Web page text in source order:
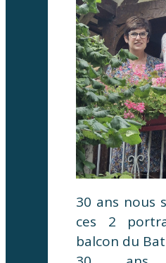
30 ans nous
ces 2
balcon du